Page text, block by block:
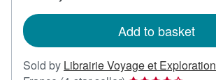
Add to basket
Sold by Librairie Voyage et Exploration